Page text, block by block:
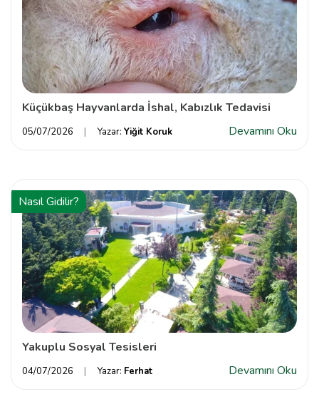
Küçükbaş Hayvanlarda İshal, Kabızlık Tedavisi
05/07/2026 Yazar: Yiğit Koruk Devamını Oku
Nasıl Gidilir?
Yakuplu Sosyal Tesisleri
04/07/2026 Yazar: Ferhat Devamını Oku